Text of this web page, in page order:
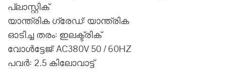
പ്ലാസ്റ്റിക്
യാന്ത്രിക ഗ്രേഡ്: യാന്ത്രിക
ഓടിച്ച തരം: ഇലക്ട്രിക്
വോൾട്ടേജ്: AC380V 50 / 60HZ
പവർ: 2.5 കിലോവാട്ട്